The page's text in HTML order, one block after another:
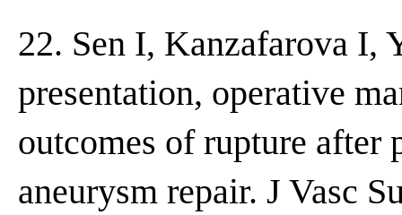
22. Sen I, Kanzafarova I,
presentation, operative
outcomes of rupture after
aneurysm repair. J Vasc